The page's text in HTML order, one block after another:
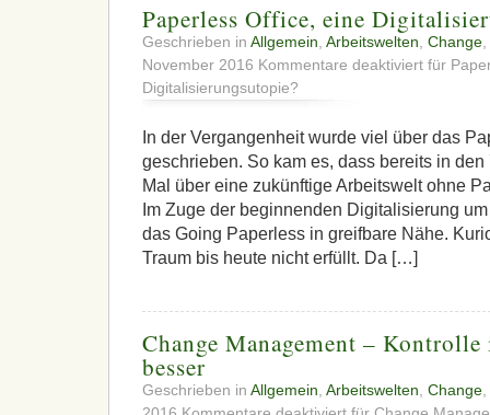
Paperless Office, eine
Geschrieben in Allgemein Arbeitswelten Change
November 2016 Kommentare deaktiviert für
Digitalisierungsutopie?
In der Vergangenheit wurde viel über das
geschrieben. So kam es, dass bereits in
Mal über eine zukünftige Arbeitswelt ohne
Im Zuge der beginnenden Digitalisierung
das Going Paperless in greifbare Nähe.
Traum bis heute nicht erfüllt. Da […]
Change Management –
besser
Geschrieben in Allgemein Arbeitswelten Change